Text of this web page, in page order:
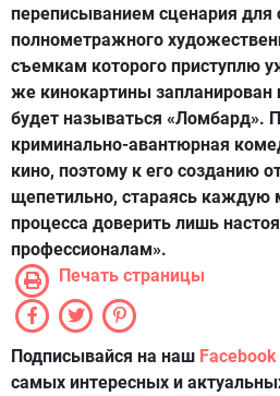
переписыванием сценария для
полнометражного
съемкам которого приступлю
же кинокартины запланирован
будет называться «Ломбард».
криминально-авантюрная
кино, поэтому к его созданию
щепетильно, стараясь каждую
процесса доверить лишь
профессионалам».
Печать страницы
Подписывайся на наш Facebook
самых интересных и